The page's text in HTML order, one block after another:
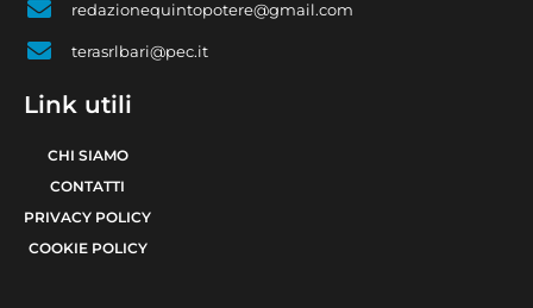
redazionequintopotere@gmail.com
terasrlbari@pec.it
Link utili
CHI SIAMO
CONTATTI
PRIVACY POLICY
COOKIE POLICY